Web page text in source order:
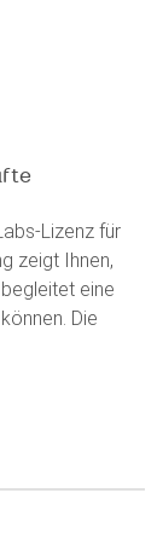
Lizenz für
zeigt Ihnen,
eine
Die